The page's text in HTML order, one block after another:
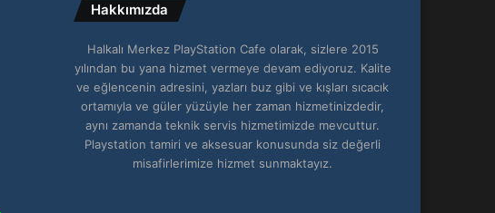
Hakkımızda
Halkalı Merkez PlayStation Cafe olarak, sizlere 2015
yılından bu yana hizmet vermeye devam ediyoruz. Kalite
ve eğlencenin adresini, yazları buz gibi ve kışları sıcacık
ortamıyla ve güler yüzüyle her zaman hizmetinizdedir,
aynı zamanda teknik servis hizmetimizde mevcuttur.
Playstation tamiri ve aksesuar konusunda siz değerli
misafirlerimize hizmet sunmaktayız.